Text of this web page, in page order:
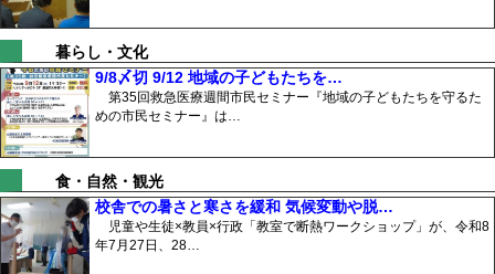
暮らし・文化
9/8〆切 9/12 地域の子どもたちを…
第35回救急医療週間市民セミナー『地域の子どもたちを守るた
めの市民セミナー』は…
食・自然・観光
校舎での暑さと寒さを緩和 気候変動や脱…
児童や生徒×教員×行政「教室で断熱ワークショップ」が、令和8
年7月27日、28…